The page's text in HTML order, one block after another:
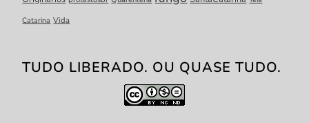
Catarina Vida
TUDO LIBERADO. OU QUASE TUDO.